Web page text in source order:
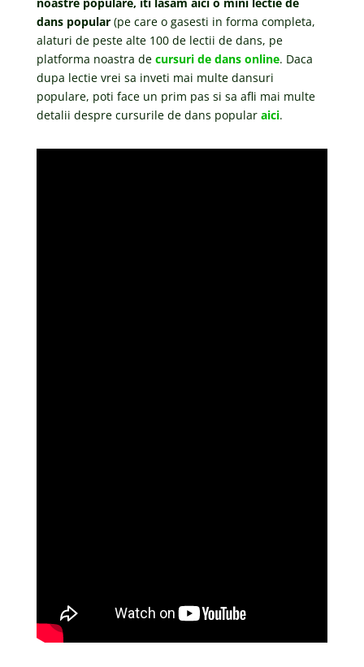
dans popular(pe care o gasesti in forma completa,
alaturi de peste alte 100 de lectii de dans, pe
platforma noastra de cursuri de dans online. Daca
dupa lectie vrei sa inveti mai multe dansuri
populare, poti face un prim pas si sa afli mai multe
detalii despre cursurile de dans popular aici.